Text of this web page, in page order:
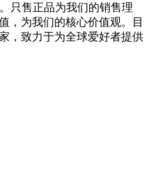
只售正品为我们的销售理
，为我们的核心价值观。目
，致力于为全球爱好者提供